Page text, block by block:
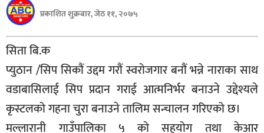
यौन/
स्वास्थ्य
भिडियो
बिशेष
भिडियो
पत्रपत्रिका
प्रकाशित शुक्रबार, जेठ ११, २०७५
सिता बि.क
प्युठान /सिप सिकौं उद्दम गरौं स्वरोजगार बनौं भन्ने नाराका साथ
वडाबासिलाई सिप प्रदान गराई आत्मनिर्भर बनाउने उद्देश्यले
कृस्टलको गहना चुरा बनाउने तालिम सन्चालन गरिएको छ।
मल्लारानी गाउँपालिका ५ को सहयोग तथा केआर